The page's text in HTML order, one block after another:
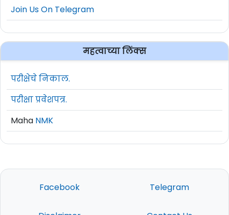
Join Us On Telegram
महत्वाच्या लिंक्स
परीक्षेचे निकाल.
परीक्षा प्रवेशपत्र.
Maha NMK
Facebook Telegram